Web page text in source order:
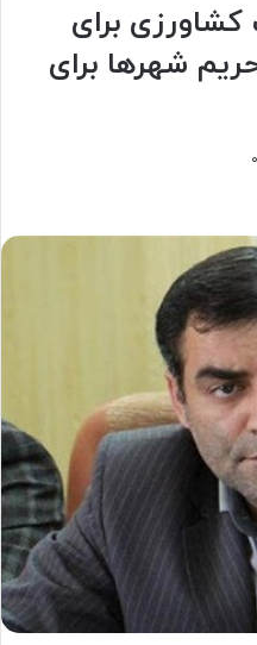
کشاورزی برای
شهرها برای
۰